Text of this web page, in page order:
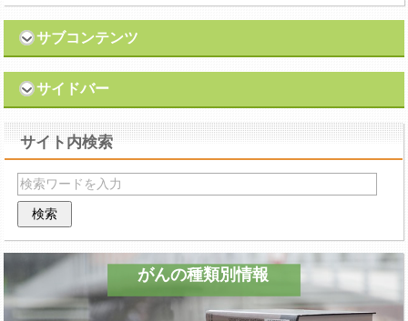
サブコンテンツ
サイドバー
サイト内検索
がんの種類別情報